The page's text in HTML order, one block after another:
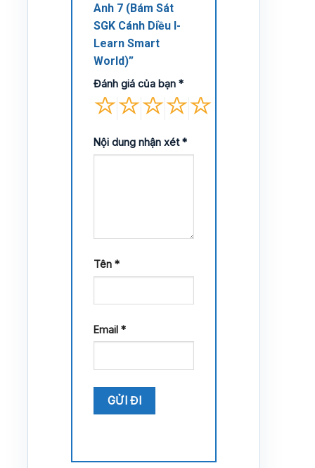
Anh 7 (Bám Sát
SGK Cánh Diều I-
Learn Smart
World)”
Đánh giá của bạn *
Nội dung nhận xét*
Tên *
Email *